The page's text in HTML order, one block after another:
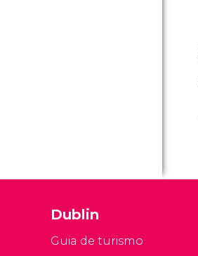
Dublin
Guia de turismo